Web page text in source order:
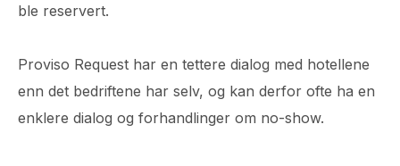
ble reservert.
Proviso Request har en tettere dialog med hotellene
enn det bedriftene har selv, og kan derfor ofte ha en
enklere dialog og forhandlinger om no-show.